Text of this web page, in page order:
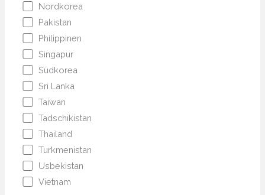
Nordkorea
Pakistan
Philippinen
Singapur
Südkorea
Sri Lanka
Taiwan
Tadschikistan
Thailand
Turkmenistan
Usbekistan
Vietnam